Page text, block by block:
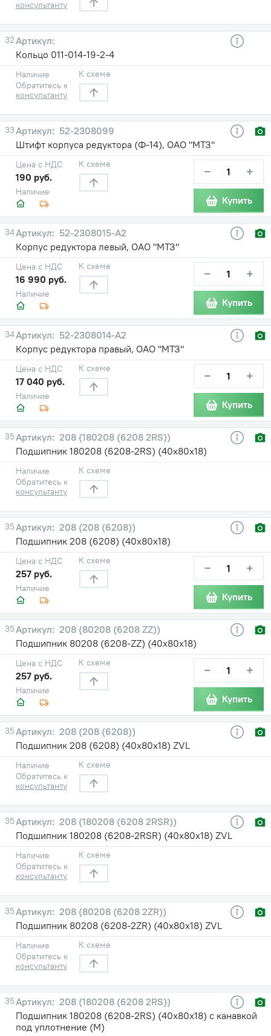
консультанту
32
Кольцо 011-014-19-2-4
Наличие
Обратитесь к
консультанту
К схеме
33
52-2308099
Штифт корпуса редуктора (Ф-14), ОАО "МТЗ"
Наличие
Цена с НДС
190 руб.
К схеме − +
Купить
34
52-2308015-А2
Корпус редуктора левый, ОАО "МТЗ"
Наличие
Цена с НДС
16 990 руб.
К схеме − +
Купить
34
52-2308014-А2
Корпус редуктора правый, ОАО "МТЗ"
Наличие
Цена с НДС
17 040 руб.
К схеме − +
Купить
35
208 (180208 (6208 2RS))
Подшипник 180208 (6208-2RS) (40х80х18)
Наличие
Обратитесь к
консультанту
К схеме
35
208 (208 (6208))
Подшипник 208 (6208) (40х80х18)
Наличие
Цена с НДС
257 руб.
К схеме − +
Купить
35
208 (80208 (6208 ZZ))
Подшипник 80208 (6208-ZZ) (40х80х18)
Наличие
Цена с НДС
257 руб.
К схеме − +
Купить
35
208 (208 (6208))
Подшипник 208 (6208) (40х80х18) ZVL
Наличие
Обратитесь к
консультанту
К схеме
35
208 (180208 (6208 2RSR))
Подшипник 180208 (6208-2RSR) (40х80х18) ZVL
Наличие
Обратитесь к
консультанту
К схеме
35
208 (80208 (6208 2ZR))
Подшипник 80208 (6208-2ZR) (40х80х18) ZVL
Наличие
Обратитесь к
консультанту
К схеме
35
208 (180208 (6208 2RS))
Подшипник 180208 (6208-2RS) (40х80х18) с канавкой
под уплотнение (М)